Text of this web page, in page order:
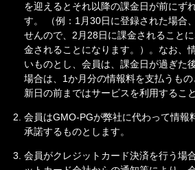
を迎えるとそれ以降の課金日が前にず
す。 （例：1月30日に登録された場合
せんので、2月28日に課金されること
金されることになります。）。なお、
いものとし、会員は、課金日が過ぎた
場合は、1か月分の情報料を支払うも
新日の前まではサービスを利用するこ
会員はGMO-PGが弊社に代わって情報
承諾するものとします。
会員がクレジットカード決済を行う場